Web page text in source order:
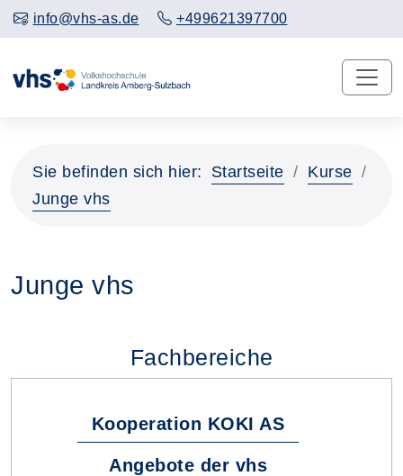
info@vhs-as.de +499621397700
Sie befinden sich hier: Startseite
Kurse
Junge vhs
Junge vhs
Fachbereiche
Kooperation KOKI AS
Angebote der vhs